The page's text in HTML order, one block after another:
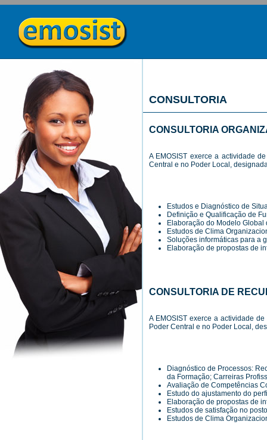
CONSULTORIA
CONSULTORIA
A EMOSIST exerce a actividade
Central e no Poder Local,
Estudos e Diagnóstico de
Definição e Qualificação de
Elaboração do Modelo Global
Estudos de Clima
Soluções informáticas para a
Elaboração de propostas de
CONSULTORIA DE
A EMOSIST exerce a actividade
Poder Central e no Poder Local,
Diagnóstico de Processos:
da Formação; Carreiras
Avaliação de Competências
Estudo do ajustamento do
Elaboração de propostas de
Estudos de satisfação no
Estudos de Clima